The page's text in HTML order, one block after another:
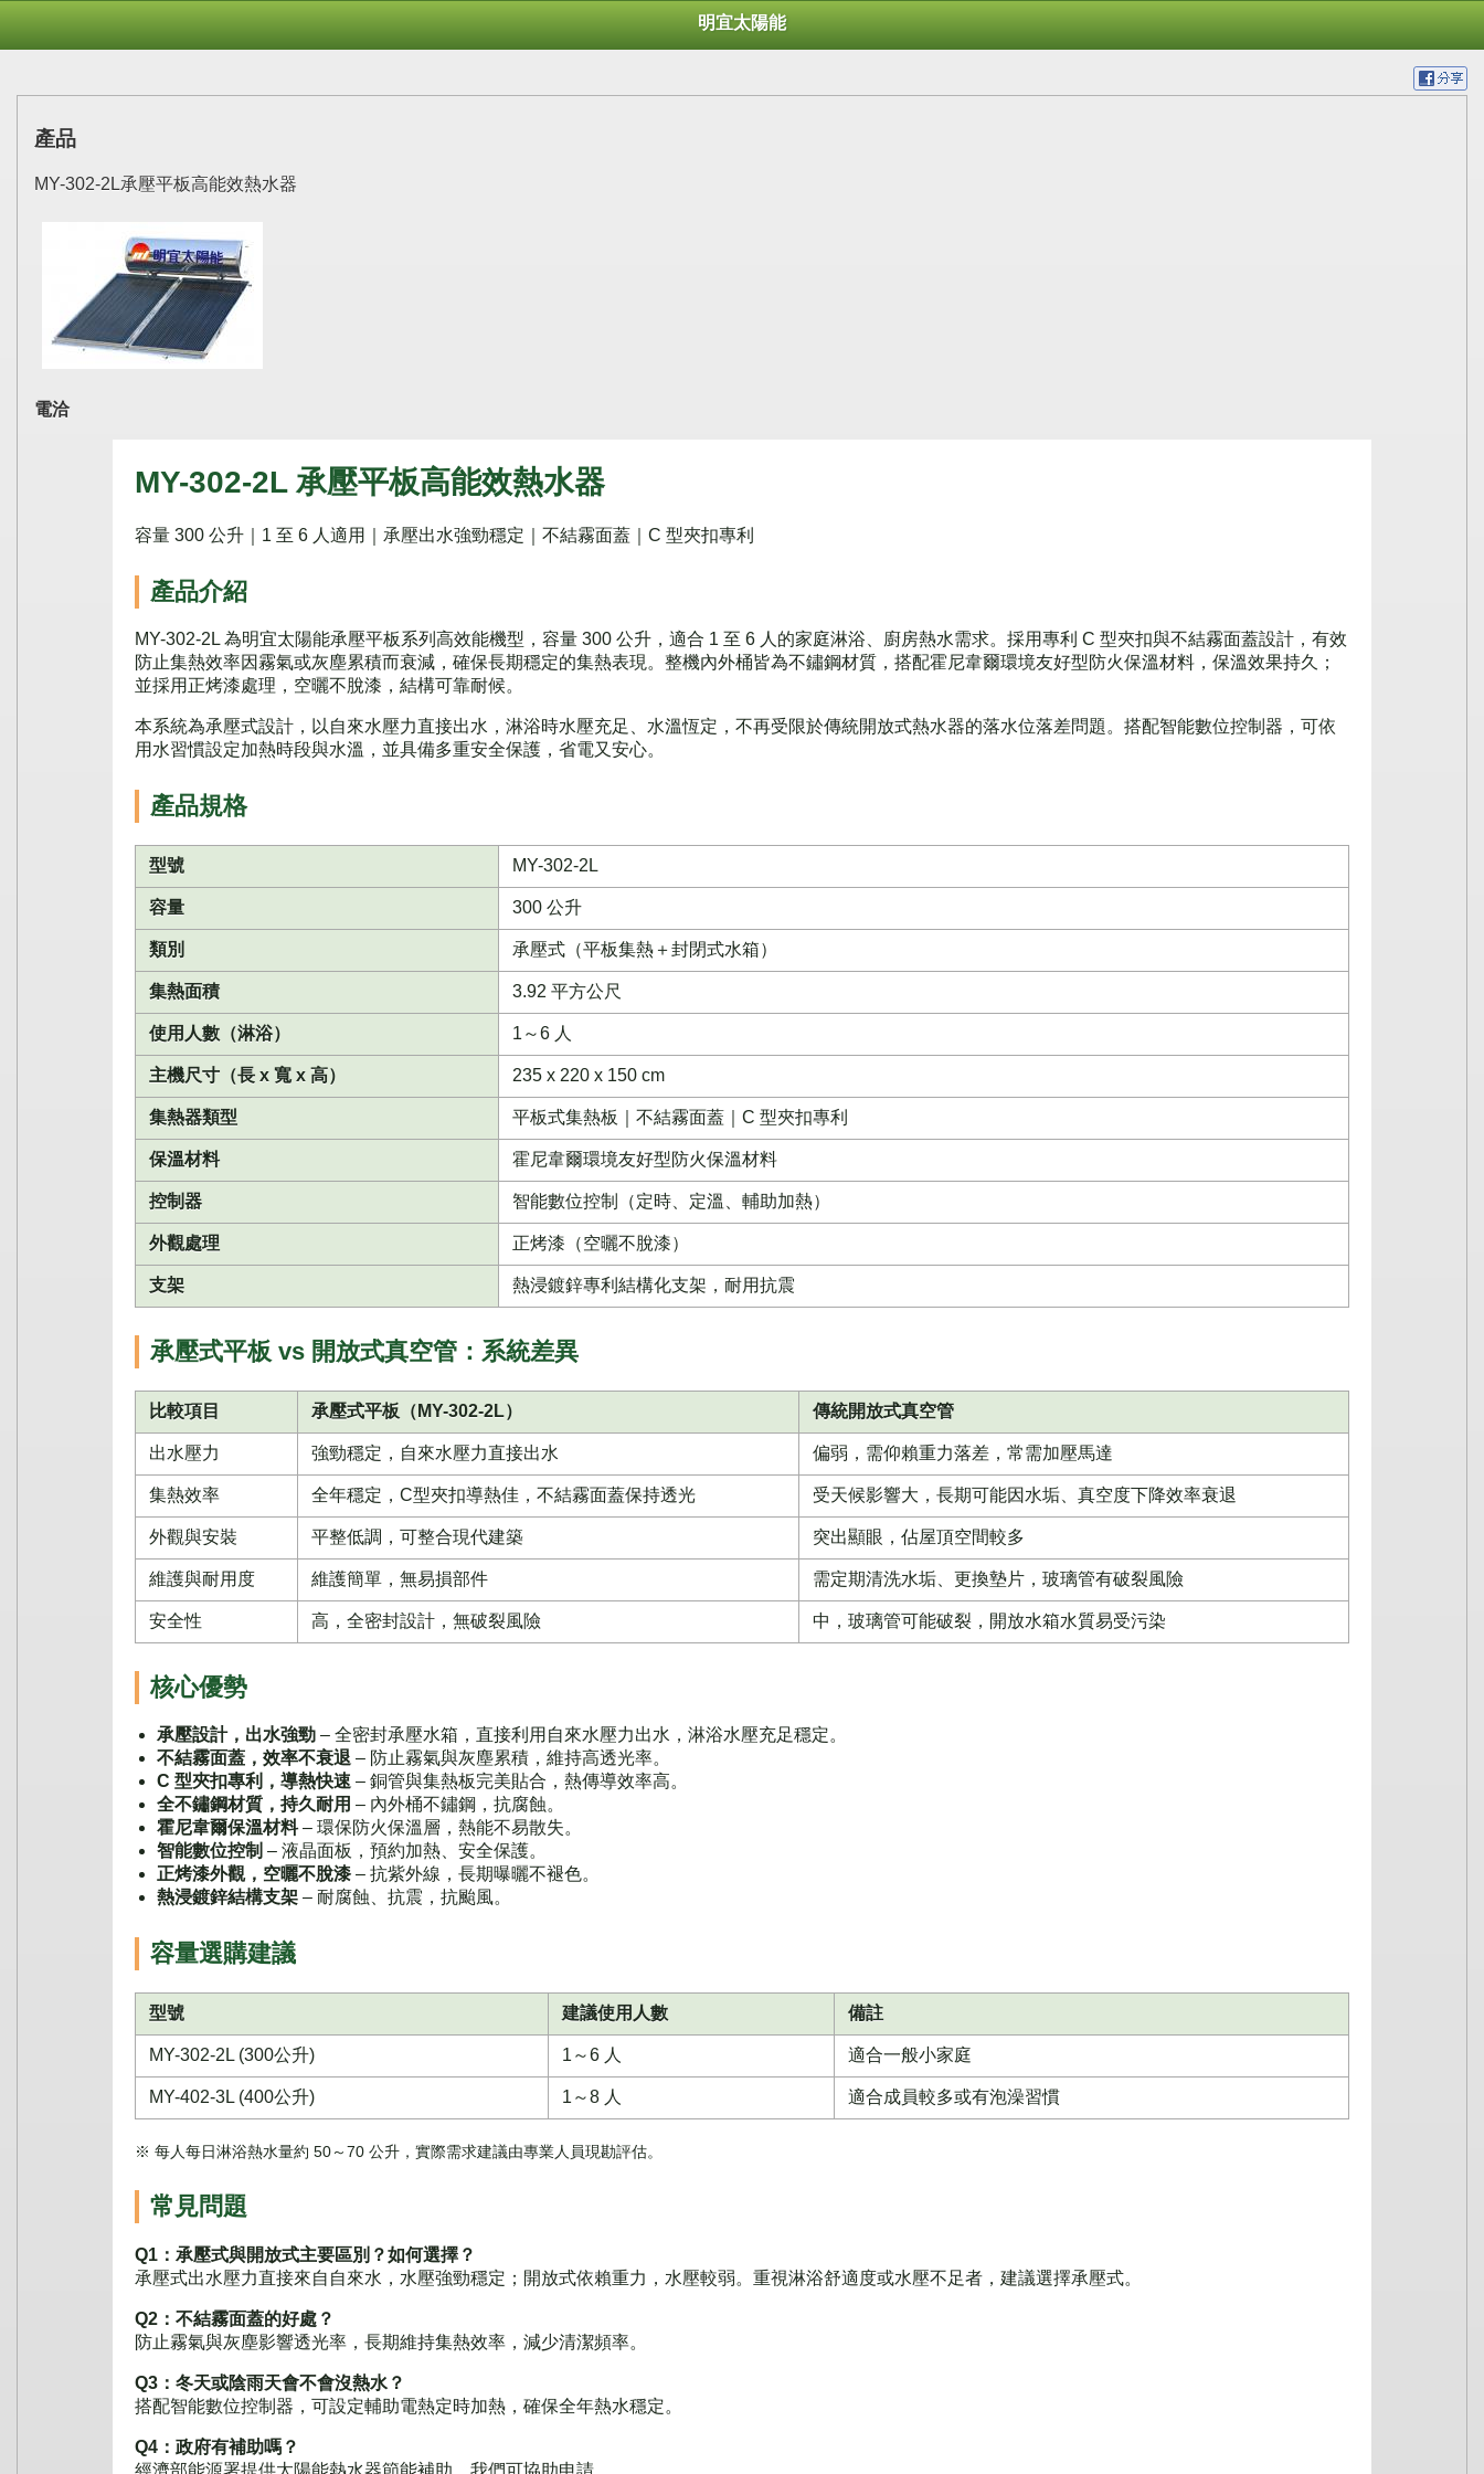
明宜太陽能
產品
MY-302-2L承壓平板高能效熱水器
電洽
MY-302-2L 承壓平板高能效熱水器
容量 300 公升｜1 至 6 人適用｜承壓出水強勁穩定｜不結霧面蓋｜C 型夾扣專利
產品介紹
MY-302-2L 為明宜太陽能承壓平板系列高效能機型，容量 300 公升，適合 1 至 6 人的家庭淋浴、廚房熱水需求。採用專利 C 型夾扣與不結霧面蓋設計，有效
防止集熱效率因霧氣或灰塵累積而衰減，確保長期穩定的集熱表現。整機內外桶皆為不鏽鋼材質，搭配霍尼韋爾環境友好型防火保溫材料，保溫效果持久；
並採用正烤漆處理，空曬不脫漆，結構可靠耐候。
本系統為承壓式設計，以自來水壓力直接出水，淋浴時水壓充足、水溫恆定，不再受限於傳統開放式熱水器的落水位落差問題。搭配智能數位控制器，可依
用水習慣設定加熱時段與水溫，並具備多重安全保護，省電又安心。
產品規格
型號 MY-302-2L
容量 300 公升
類別 承壓式（平板集熱＋封閉式水箱）
集熱面積 3.92 平方公尺
使用人數（淋浴） 1～6 人
主機尺寸（長 x 寬 x 高） 235 x 220 x 150 cm
集熱器類型 平板式集熱板｜不結霧面蓋｜C 型夾扣專利
保溫材料 霍尼韋爾環境友好型防火保溫材料
控制器 智能數位控制（定時、定溫、輔助加熱）
外觀處理 正烤漆（空曬不脫漆）
支架 熱浸鍍鋅專利結構化支架，耐用抗震
承壓式平板 vs 開放式真空管：系統差異
比較項目 承壓式平板（MY-302-2L） 傳統開放式真空管
出水壓力 強勁穩定，自來水壓力直接出水 偏弱，需仰賴重力落差，常需加壓馬達
集熱效率 全年穩定，C型夾扣導熱佳，不結霧面蓋保持透光 受天候影響大，長期可能因水垢、真空度下降效率衰退
外觀與安裝 平整低調，可整合現代建築 突出顯眼，佔屋頂空間較多
維護與耐用度 維護簡單，無易損部件 需定期清洗水垢、更換墊片，玻璃管有破裂風險
安全性 高，全密封設計，無破裂風險 中，玻璃管可能破裂，開放水箱水質易受污染
核心優勢
承壓設計，出水強勁 – 全密封承壓水箱，直接利用自來水壓力出水，淋浴水壓充足穩定。
不結霧面蓋，效率不衰退 – 防止霧氣與灰塵累積，維持高透光率。
C 型夾扣專利，導熱快速 – 銅管與集熱板完美貼合，熱傳導效率高。
全不鏽鋼材質，持久耐用 – 內外桶不鏽鋼，抗腐蝕。
霍尼韋爾保溫材料– 環保防火保溫層，熱能不易散失。
智能數位控制 – 液晶面板，預約加熱、安全保護。
正烤漆外觀，空曬不脫漆 – 抗紫外線，長期曝曬不褪色。
熱浸鍍鋅結構支架 – 耐腐蝕、抗震，抗颱風。
容量選購建議
型號 建議使用人數 備註
MY-302-2L (300公升) 1～6 人 適合一般小家庭
MY-402-3L (400公升) 1～8 人 適合成員較多或有泡澡習慣
※ 每人每日淋浴熱水量約 50～70 公升，實際需求建議由專業人員現勘評估。
常見問題
Q1：承壓式與開放式主要區別？如何選擇？
承壓式出水壓力直接來自自來水，水壓強勁穩定；開放式依賴重力，水壓較弱。重視淋浴舒適度或水壓不足者，建議選擇承壓式。
Q2：不結霧面蓋的好處？
防止霧氣與灰塵影響透光率，長期維持集熱效率，減少清潔頻率。
Q3：冬天或陰雨天會不會沒熱水？
搭配智能數位控制器，可設定輔助電熱定時加熱，確保全年熱水穩定。
Q4：政府有補助嗎？
經濟部能源署提供太陽能熱水器節能補助，我們可協助申請。